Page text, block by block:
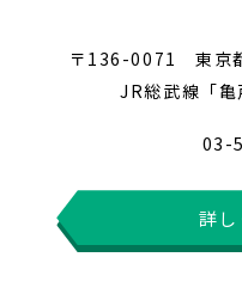
〒136-0071 東京
JR総武線「
03-
詳